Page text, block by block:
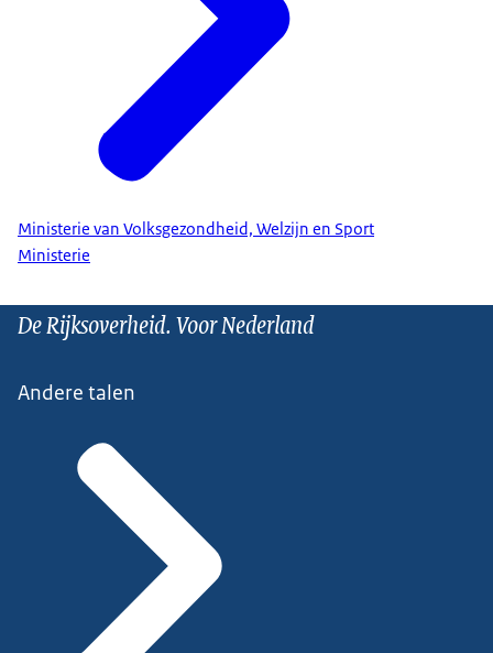
Ministerie van Volksgezondheid, Welzijn en Sport
Ministerie
De Rijksoverheid. Voor Nederland
Andere talen